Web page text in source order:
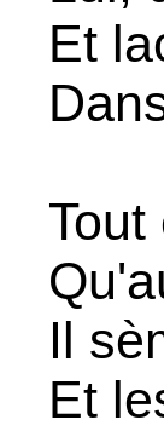
Et
Il
Et